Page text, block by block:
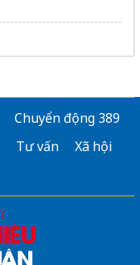
Chuyển động 389
Tư vấn
Xã hội